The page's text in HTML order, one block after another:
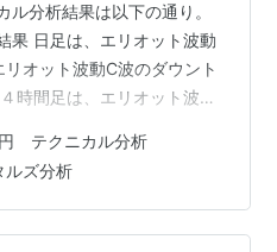
分析結果は以下の通り。
果 日足は、エリオット波動
オット波動C波のダウント
時間足は、エリオット波動
ントレンドを予想 続い
紹介 (上昇材料) やっぱり米
姿勢の日銀 ECB政策金利の
続 現在のユーロ円は、ECB
テクニカル分析
ズ分析